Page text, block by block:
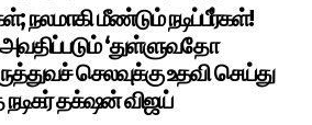
நலமாகி மீண்டும் நடிப்பீர்கள்!
‘துள்ளுவதோ
செலவுக்கு உதவி செய்து
தக்‌ஷன் விஜய்